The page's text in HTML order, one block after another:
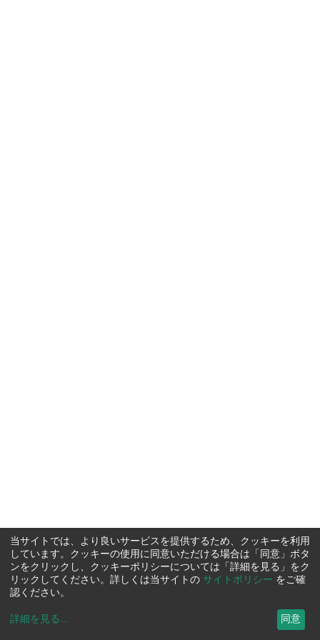
当サイトでは、より良いサービスを提供するため、クッキーを利用
しています。クッキーの使用に同意いただける場合は「同意」ボタ
ンをクリックし、クッキーポリシーについては「詳細を見る」をク
リックしてください。詳しくは当サイトの サイトポリシー をご確
認ください。
詳細を見る ... 同意